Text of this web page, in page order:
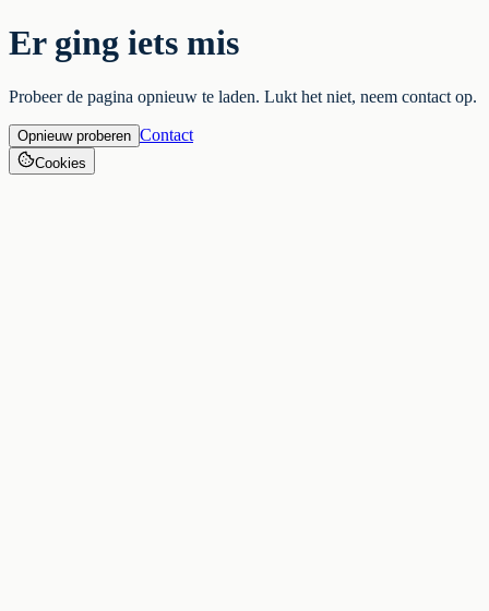
Er ging iets mis
Probeer de pagina opnieuw te laden. Lukt het niet, neem contact op.
Opnieuw proberen Contact
Cookies